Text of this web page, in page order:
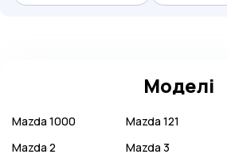
Моделі
Mazda 1000 Mazda 121
Mazda 2 Mazda 3